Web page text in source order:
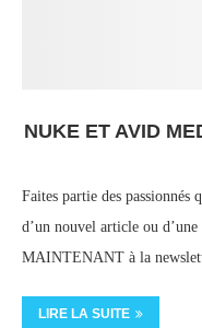
NUKE ET AVID
Faites partie des
d’un nouvel article ou
MAINTENANT à la
LIRE LA SUITE